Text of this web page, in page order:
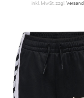
inkl. MwSt. zzgl.Versand